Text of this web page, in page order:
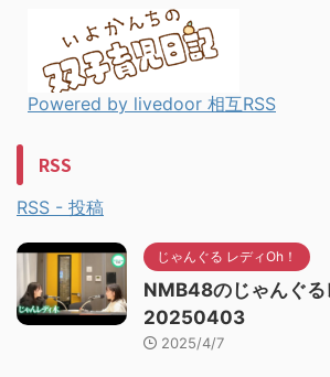
Powered by livedoor 相互RSS
RSS
RSS - 投稿
じゃんぐる レディOh！
NMB48のじゃんぐ
20250403
2025/4/7